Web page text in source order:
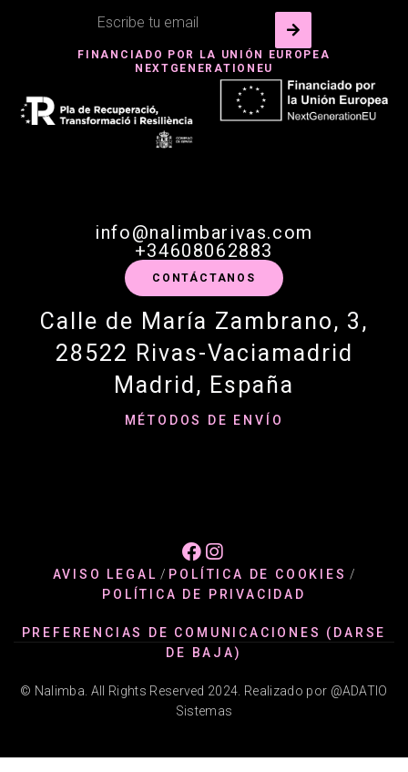
FINANCIADO POR LA UNIÓN EUROPEA
NEXTGENERATIONEU
info@nalimbarivas.com
+34608062883
CONTÁCTANOS
Calle de María Zambrano, 3,
28522 Rivas-Vaciamadrid
Madrid, España
MÉTODOS DE ENVÍO
AVISO LEGAL / POLÍTICA DE COOKIES /
POLÍTICA DE PRIVACIDAD
PREFERENCIAS DE COMUNICACIONES (DARSE
DE BAJA)
© Nalimba. All Rights Reserved 2024. Realizado por @ADATIO
Sistemas
 